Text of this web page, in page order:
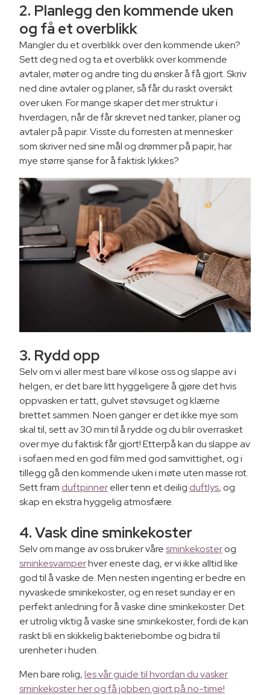
2. Planlegg den kommende uken
og få et overblikk
Mangler du et overblikk over den kommende uken?
Sett deg ned og ta et overblikk over kommende
avtaler, møter og andre ting du ønsker å få gjort. Skriv
ned dine avtaler og planer, så får du raskt oversikt
over uken. For mange skaper det mer struktur i
hverdagen, når de får skrevet ned tanker, planer og
avtaler på papir. Visste du forresten at mennesker
som skriver ned sine mål og drømmer på papir, har
mye større sjanse for å faktisk lykkes?
3. Rydd opp
Selv om vi aller mest bare vil kose oss og slappe av i
helgen, er det bare litt hyggeligere å gjøre det hvis
oppvasken er tatt, gulvet støvsuget og klærne
brettet sammen. Noen ganger er det ikke mye som
skal til, sett av 30 min til å rydde og du blir overrasket
over mye du faktisk får gjort! Etterpå kan du slappe av
i sofaen med en god film med god samvittighet, og i
tillegg gå den kommende uken i møte uten masse rot.
Sett fram duftpinnereller tenn et deilig duftlys, og
skap en ekstra hyggelig atmosfære.
4. Vask dine sminkekoster
Selv om mange av oss bruker våresminkekosterog
sminkesvamperhver eneste dag, er vi ikke alltid like
god til å vaske de. Men nesten ingenting er bedre en
nyvaskede sminkekoster, og en reset sunday er en
perfekt anledning for å vaske dine sminkekoster. Det
er utrolig viktig å vaske sine sminkekoster, fordi de kan
raskt bli en skikkelig bakteriebombe og bidra til
urenheter i huden.
Men bare rolig,les vår guide til hvordan du vasker
sminkekoster her og få jobben gjort på no-time!